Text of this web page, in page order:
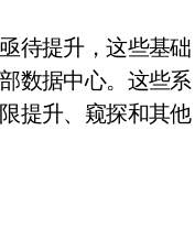
待提升，这些基础
数据中心。这些系
提升、窥探和其他